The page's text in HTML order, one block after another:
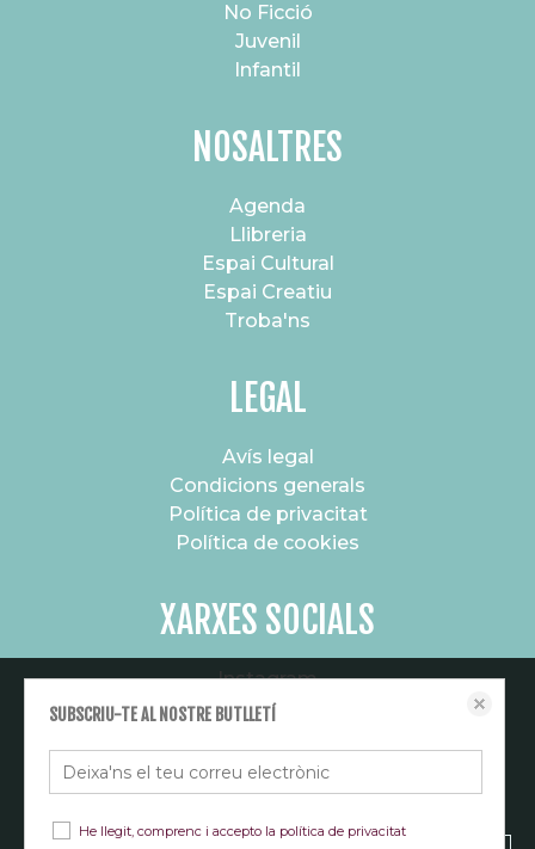
No Ficció
Juvenil
Infantil
NOSALTRES
Agenda
Llibreria
Espai Cultural
Espai Creatiu
Troba'ns
LEGAL
Avís legal
Condicions generals
Política de privacitat
Política de cookies
XARXES SOCIALS
Instagram
Canal de difusió
funcionalitat necessària de el lloc, inclosos anàlisi i personalització. Podeu
per defecte.
política de cookies
SUBSCRIU-TE AL NOSTRE BUTLLETÍ
He llegit, comprenc i accepto la política de privacitat